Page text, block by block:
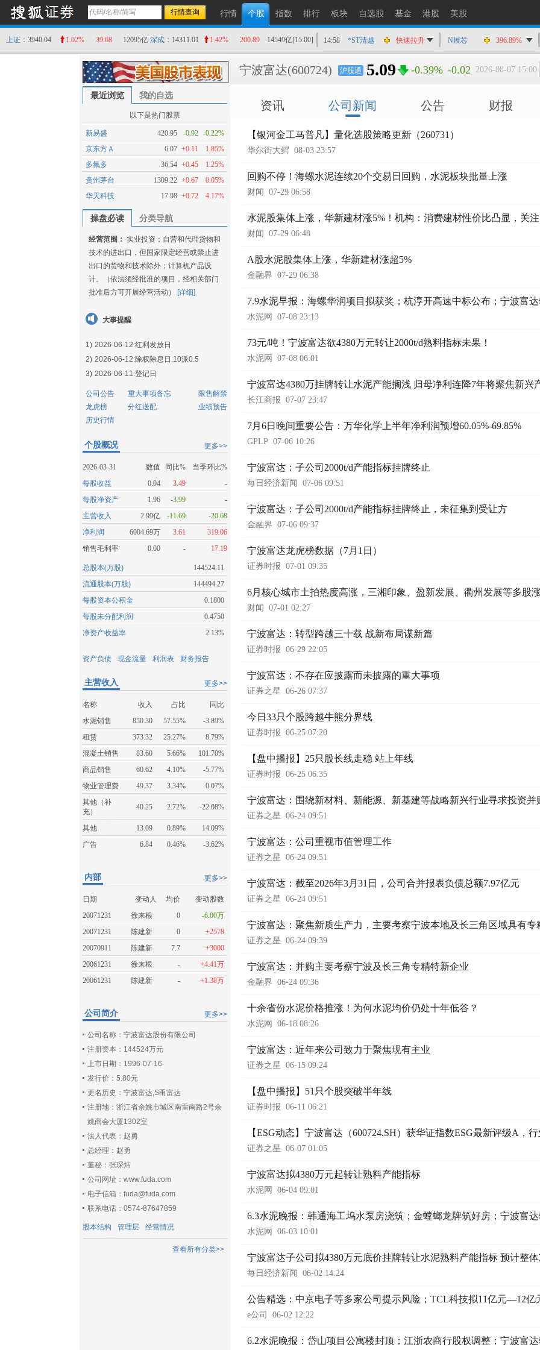
行情 个股 指数 排行 板块 自选股 基金 港股 美股
上证 ：3940.04 1.02% 39.68 12095亿 深成 ：14311.01 1.42% 200.89 14549亿[15:00] 14:58 *ST清越
快速拉升
14:56
爱丽家居
快速拉升
14:56
南亚新材
猛烈打压
14:55
盛达资源
涨停
14:54
永安药业
快速拉升
N展芯 396.89%
最近浏览 我的自选
以下是热门股票
新易盛 420.95 -0.92 -0.22%
京东方Ａ
6.07 +0.11
1.85%
多氟多
36.54 +0.45
1.25%
贵州茅台
1309.22 +0.67
0.05%
华天科技
17.98 +0.72 4.17%
操盘必读 分类导航
经营范围： 实业投资；自营和代理货物和
技术的进出口，但国家限定经营或禁止进
出口的货物和技术除外；计算机产品设
计。（依法须经批准的项目，经相关部门
批准后方可开展经营活动）
[详细]
大事提醒
1) 2026-06-12:红利发放日
2) 2026-06-12:除权除息日,10派0.5
3) 2026-06-11:登记日
公司公告 重大事项备忘
限售解禁
龙虎榜
分红送配
业绩预告
历史行情
更多>>
个股概况
2026-03-31 数值 同比%
当季环比%
每股收益
0.04 3.49
-
每股净资产
1.96 -3.99
-
主营收入
2.99亿 -11.69
-20.68
净利润
6004.69万 3.61
319.06
销售毛利率
0.00 - 17.19
总股本(万股)
144524.11
流通股本(万股)
144494.27
每股资本公积金
0.1800
每股未分配利润
0.4750
净资产收益率
2.13%
资产负债 现金流量 利润表 财务报告
更多>>
主营收入
名称 收入 占比
同比
水泥销售
850.30 57.55%
-3.89%
租赁
373.32 25.27%
8.79%
混凝土销售
83.60 5.66%
101.70%
商品销售
60.62 4.10%
-5.77%
物业管理费
49.37 3.34%
0.07%
其他（补
充）
40.25 2.72% -22.08%
其他 13.09 0.89%
14.09%
广告
6.84 0.46% -3.62%
更多>>
内部
日期 变动人 均价
变动股数
20071231
徐来根 0
-6.00万
20071231
陈建新 0
+2578
20070911
陈建新 7.7
+3000
20061231
徐来根 -
+4.41万
20061231
陈建新 - +1.38万
更多>>
公司简介
公司名称：宁波富达股份有限公司
注册资本：144524万元
上市日期：1996-07-16
发行价：5.80元
更名历史：宁波富达,S甬富达
注册地：浙江省余姚市城区南雷南路2号余
姚商会大厦1302室
法人代表：赵勇
总经理：赵勇
董秘：张琛炜
公司网址：www.fuda.com
电子信箱：fuda@fuda.com
联系电话：0574-87647859
股本结构 管理层 经营情况
查看所有分类>>
宁波富达(600724) 沪股通 5.09 -0.39% -0.02 2026-08-07 15:00
资讯 公司新闻 公告 财报
【银河金工马普凡】量化选股策略更新（260731）
华尔街大鳄 08-03 23:57
回购不停！海螺水泥连续20个交易日回购，水泥板块批量上涨
财闻 07-29 06:58
水泥股集体上涨，华新建材涨5%！机构：消费建材性价比凸显，关
财闻 07-29 06:48
A股水泥股集体上涨，华新建材涨超5%
金融界 07-29 06:38
7.9水泥早报：海螺华润项目拟获奖；杭淳开高速中标公布；宁波富
水泥网 07-08 23:13
73元/吨！宁波富达欲4380万元转让2000t/d熟料指标未果！
水泥网 07-08 06:01
宁波富达4380万挂牌转让水泥产能搁浅 归母净利连降7年将聚焦新兴
长江商报 07-07 23:47
7月6日晚间重要公告：万华化学上半年净利润预增60.05%-69.85%
GPLP 07-06 10:26
宁波富达：子公司2000t/d产能指标挂牌终止
每日经济新闻 07-06 09:51
宁波富达：子公司2000t/d产能指标挂牌终止，未征集到受让方
金融界 07-06 09:37
宁波富达龙虎榜数据（7月1日）
证券时报 07-01 09:35
6月核心城市土拍热度高涨，三湘印象、盈新发展、衢州发展等多股
财闻 07-01 02:27
宁波富达：转型跨越三十载 战新布局谋新篇
证券时报 06-29 22:05
宁波富达：不存在应披露而未披露的重大事项
证券之星 06-26 07:37
今日33只个股跨越牛熊分界线
证券时报 06-25 07:20
【盘中播报】25只股长线走稳 站上年线
证券时报 06-25 06:35
宁波富达：围绕新材料、新能源、新基建等战略新兴行业寻求投资并
证券之星 06-24 09:51
宁波富达：公司重视市值管理工作
证券之星 06-24 09:51
宁波富达：截至2026年3月31日，公司合并报表负债总额7.97亿元
证券之星 06-24 09:51
宁波富达：聚焦新质生产力，主要考察宁波本地及长三角区域具有专
证券之星 06-24 09:39
宁波富达：并购主要考察宁波及长三角专精特新企业
金融界 06-24 09:36
十余省份水泥价格推涨！为何水泥均价仍处十年低谷？
水泥网 06-18 08:26
宁波富达：近年来公司致力于聚焦现有主业
证券之星 06-15 09:24
【盘中播报】51只个股突破半年线
证券时报 06-11 06:21
【ESG动态】宁波富达（600724.SH）获华证指数ESG最新评级A，
证券之星 06-07 01:05
宁波富达拟4380万元起转让熟料产能指标
水泥网 06-04 09:01
6.3水泥晚报：韩通海工坞水泵房浇筑；金螳螂龙牌筑好房；宁波富
水泥网 06-03 10:01
宁波富达子公司拟4380万元底价挂牌转让水泥熟料产能指标 预计整
每日经济新闻 06-02 14:24
公告精选：中京电子等多家公司提示风险；TCL科技拟11亿元—12亿
e公司 06-02 12:22
6.2水泥晚报：岱山项目公寓楼封顶；江浙农商行股权调整；宁波富